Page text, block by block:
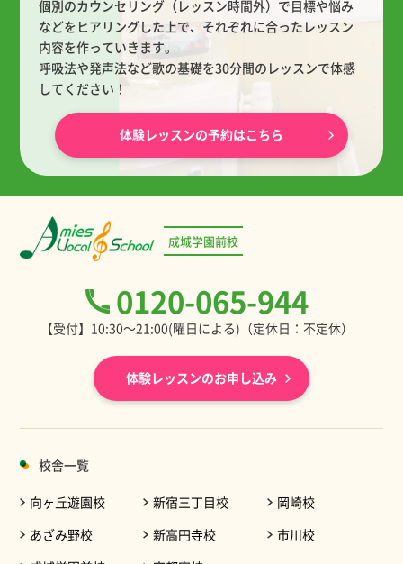
個別のカウンセリング（レッスン時間外）で目標や悩み
などをヒアリングした上で、 それぞれに合ったレッスン
内容を作っていきます。
呼吸法や発声法など歌の基礎を30分間のレッスンで体感
してください！
体験レッスンの予約はこちら
成城学園前校
0120-065-944
【受付】10:30～21:00(曜日による)（定休日：不定休）
体験レッスンのお申し込み
校舎一覧
向ヶ丘遊園校
あざみ野校
新宿三丁目校
新高円寺校
岡崎校
市川校